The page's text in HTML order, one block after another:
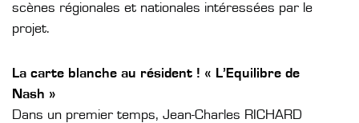
scènes régionales et nationales intéressées par le
projet.
La carte blanche au résident ! « L’Equilibre de
Nash »
Dans un premier temps, Jean-Charles RICHARD